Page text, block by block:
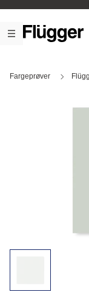
Fargeprøver